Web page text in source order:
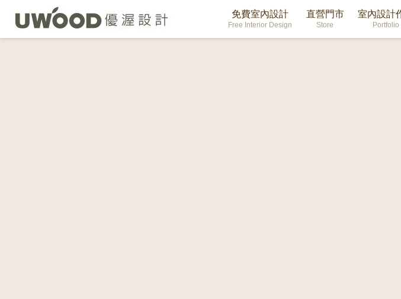
免費室內設計
Free Interior Design
直營門市
Store
室內設計
Portfolio